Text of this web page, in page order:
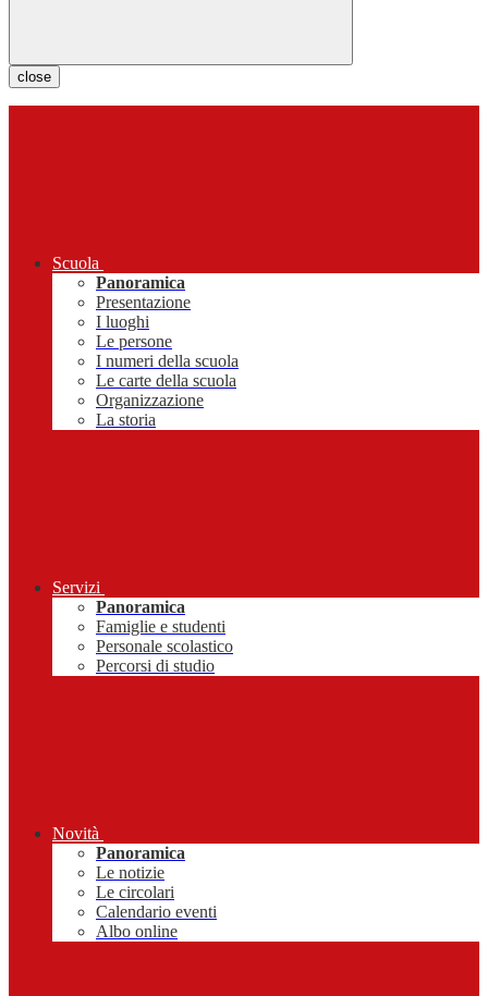
close
Scuola
Panoramica
Presentazione
I luoghi
Le persone
I numeri della scuola
Le carte della scuola
Organizzazione
La storia
Servizi
Panoramica
Famiglie e studenti
Personale scolastico
Percorsi di studio
Novità
Panoramica
Le notizie
Le circolari
Calendario eventi
Albo online